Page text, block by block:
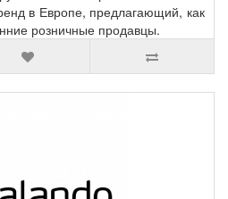
в Европе, предлагающий, как
розничные продавцы.